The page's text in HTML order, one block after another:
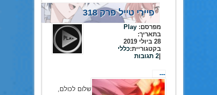
פיירי טייל פרק 318
מפרסם:Play
בתאריך:
28 ביולי 2019
בקטגוריית:כללי
|2 תגובות
---
שלום לכולם,